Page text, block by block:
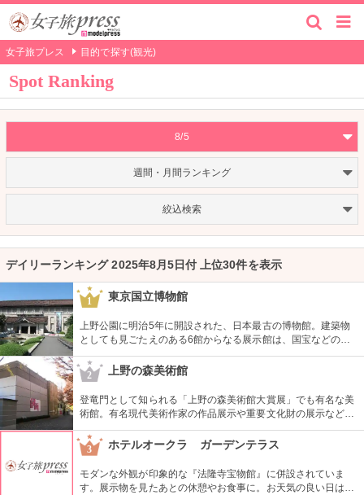
女子旅プレス 目的で探す(観光)
Spot Ranking
8/5
週間・月間ランキング
絞込検索
デイリーランキング 2025年8月5日付 上位30件を表示
1 東京国立博物館
上野公園に明治5年に開設された、日本最古の博物館。建築物
としても見ごたえのある6館からなる展示館は、国宝などの歴
史資料や日本やアジアの美術品など約11万点が所蔵されていま
す。オリジナルグッズを販売するミュージアムショップや食事
もできるカフェなども併設されています。
2 上野の森美術館
登竜門として知られる「上野の森美術館大賞展」でも有名な美
術館。有名現代美術作家の作品展示や重要文化財の展示など、
話題に富んだ展示が行われている。併設されたカフェで、足を
休めるのもいかが？
3 ホテルオークラ ガーデンテラス
モダンな外観が印象的な『法隆寺宝物館』に併設されていま
す。展示物を見たあとの休憩やお食事に。お天気の良い日はテ